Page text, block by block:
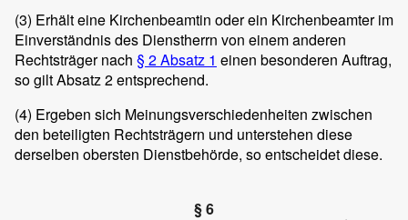
(3) Erhält eine Kirchenbeamtin oder ein Kirchenbeamter im
Einverständnis des Dienstherrn von einem anderen
Rechtsträger nach § 2Absatz 1 einen besonderen Auftrag,
so gilt Absatz 2 entsprechend.
(4) Ergeben sich Meinungsverschiedenheiten zwischen
den beteiligten Rechtsträgern und unterstehen diese
derselben obersten Dienstbehörde, so entscheidet diese.
§ 6